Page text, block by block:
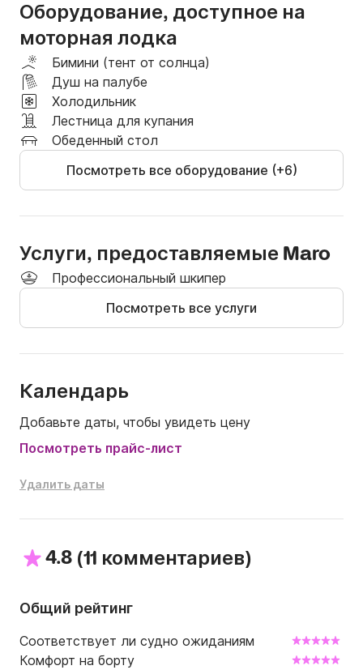
6 часов: 370 евро без топлива
8 часов: 425 евро без топлива
Все цены включают напитки, снаряжение для
подводного плавания, трансфер из/в отель.
Топливо не включено в стоимость.
Обязательно напишите нам сообщение по
телефону Click&Boat, чтобы проверить наличие
Оборудование, доступное на
моторная лодка
Бимини (тент от солнца)
Душ на палубе
Холодильник
Лестница для купания
Обеденный стол
Посмотреть все оборудование (+6)
Услуги, предоставляемые Maro
Профессиональный шкипер
Посмотреть все услуги
Календарь
Добавьте даты, чтобы увидеть цену
Посмотреть прайс-лист
Удалить даты
4.8 (11 комментариев)
Общий рейтинг
Соответствует ли судно ожиданиям
Комфорт на борту